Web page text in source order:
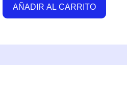
AÑADIR AL CARRITO